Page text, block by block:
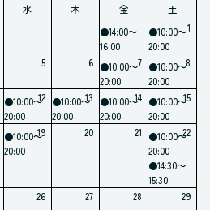
08月
10月
12月
01月
02月
水 木 金
土
●14:00～
16:00
1
●10:00～
20:00
5 6 7
●10:00～
20:00
8
●10:00～
20:00
12
●10:00～
20:00
13
●10:00～
20:00
14
●10:00～
20:00
15
●10:00～
20:00
19
●10:00～
20:00
20 21 22
●10:00～
20:00
●14:30～
15:30
26 27 28 29